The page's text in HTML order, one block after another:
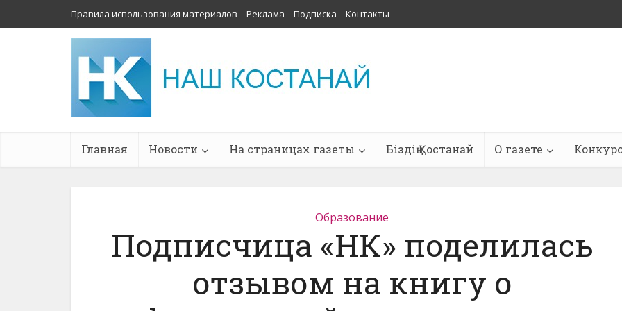
Правила использования материалов Реклама Подписка Контакты
Главная Новости На страницах газеты Біздің Қостанай О газете
Образование
Подписчица «НК» поделилась
отзывом на книгу о